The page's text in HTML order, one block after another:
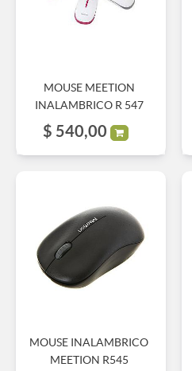
MOUSE MEETION
INALAMBRICO R 547
$ 540,00
MOUSE INALAMBRICO
MEETION R545